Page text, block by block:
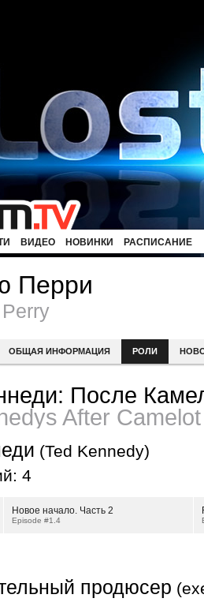
ВИДЕО НОВИНКИ РАСПИСАНИЕ
Перри
ОБЩАЯ ИНФОРМАЦИЯ РОЛИ
После
After Camelot
(Ted Kennedy)
4
Новое начало. Часть 2
Episode #1.4
продюсер